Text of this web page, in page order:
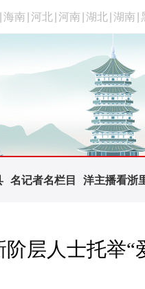
海南 河北 河南 湖北 湖南
名记者名栏目 洋主播看浙
层人士托举“